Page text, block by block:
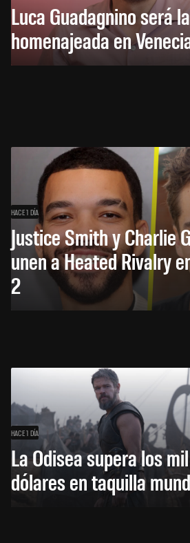
Luca Guadagnino será
homenajeada en
HACE 1 DÍA
Justice Smith y Charlie
unen a Heated Rivalry
2
HACE 1 DÍA
La Odisea supera los
dólares en taquilla